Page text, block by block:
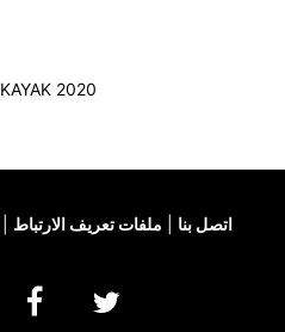
أفضل نظافة في KAYAK 2020
ملفات تعريف الارتباط اتصل بنا